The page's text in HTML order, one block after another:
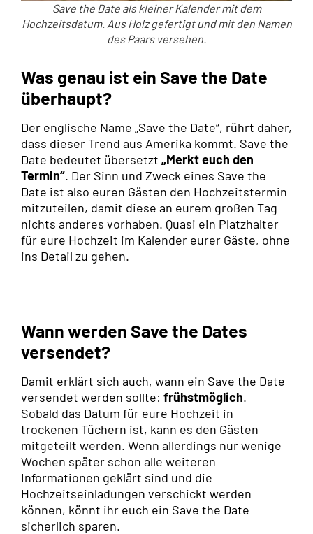
Save the Date als kleiner Kalender mit dem
Hochzeitsdatum. Aus Holz gefertigt und mit den Namen
des Paars versehen.
Was genau ist ein Save the Date
überhaupt?
Der englische Name „Save the Date“, rührt daher,
dass dieser Trend aus Amerika kommt. Save the
Date bedeutet übersetzt „Merkt euch den
Termin“. Der Sinn und Zweck eines Save the
Date ist also euren Gästen den Hochzeitstermin
mitzuteilen, damit diese an eurem großen Tag
nichts anderes vorhaben. Quasi ein Platzhalter
für eure Hochzeit im Kalender eurer Gäste, ohne
ins Detail zu gehen.
Wann werden Save the Dates
versendet?
Damit erklärt sich auch, wann ein Save the Date
versendet werden sollte: frühstmöglich.
Sobald das Datum für eure Hochzeit in
trockenen Tüchern ist, kann es den Gästen
mitgeteilt werden. Wenn allerdings nur wenige
Wochen später schon alle weiteren
Informationen geklärt sind und die
Hochzeitseinladungen verschickt werden
können, könnt ihr euch ein Save the Date
sicherlich sparen.